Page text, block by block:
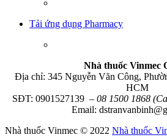
Tải ứng dụng Pharmacy
Nhà thuốc Vinmec
Địa chỉ: 345 Nguyễn Văn Công,
HCM
SĐT: 0901527139 – 08 1500 1868
Email:
Nhà thuốc Vinmec © 2022 Nhà thuốc